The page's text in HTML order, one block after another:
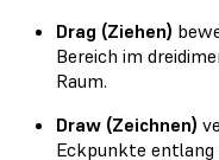
Drag (Ziehen)
Bereich im
Raum.
Draw (Zeichnen)
Eckpunkte entlang